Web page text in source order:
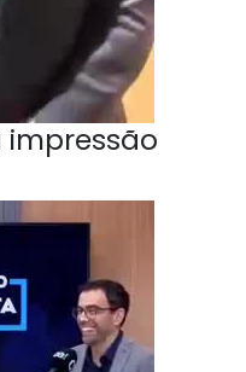
impressão